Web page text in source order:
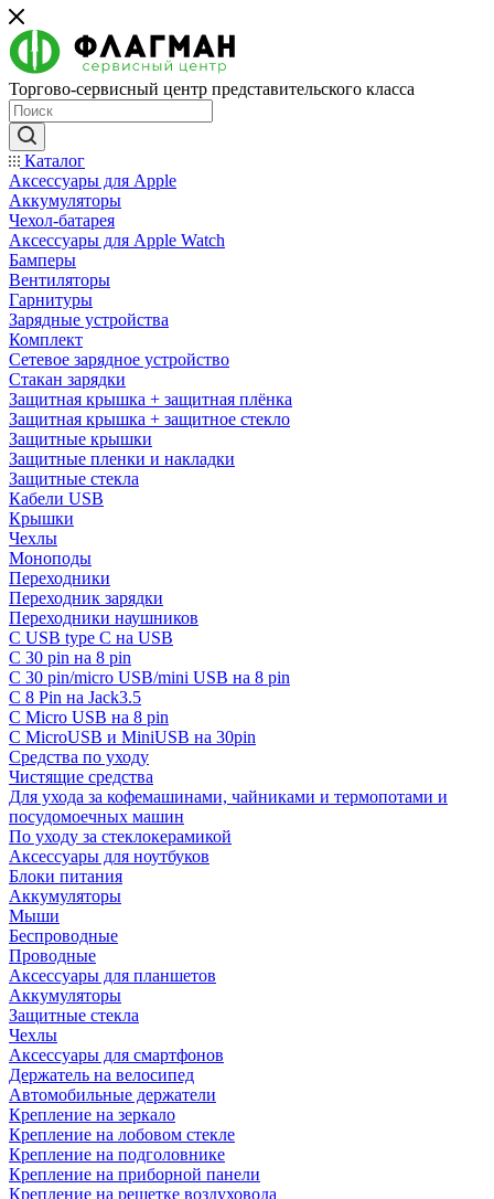
Торгово-сервисный центр представительского класса
Каталог
Аксессуары для Apple
Аккумуляторы
Чехол-батарея
Аксессуары для Apple Watch
Бамперы
Вентиляторы
Гарнитуры
Зарядные устройства
Комплект
Сетевое зарядное устройство
Стакан зарядки
Защитная крышка + защитная плёнка
Защитная крышка + защитное стекло
Защитные крышки
Защитные пленки и накладки
Защитные стекла
Кабели USB
Крышки
Чехлы
Моноподы
Переходники
Переходник зарядки
Переходники наушников
С USB type C на USB
С 30 pin на 8 pin
С 30 pin/micro USB/mini USB на 8 pin
С 8 Pin на Jack3.5
С Micro USB на 8 pin
С MicroUSB и MiniUSB на 30pin
Средства по уходу
Чистящие средства
Для ухода за кофемашинами, чайниками и термопотами и
посудомоечных машин
По уходу за стеклокерамикой
Аксессуары для ноутбуков
Блоки питания
Аккумуляторы
Мыши
Беспроводные
Проводные
Аксессуары для планшетов
Аккумуляторы
Защитные стекла
Чехлы
Аксессуары для смартфонов
Держатель на велосипед
Автомобильные держатели
Крепление на зеркало
Крепление на лобовом стекле
Крепление на подголовнике
Крепление на приборной панели
Крепление на решетке воздуховода